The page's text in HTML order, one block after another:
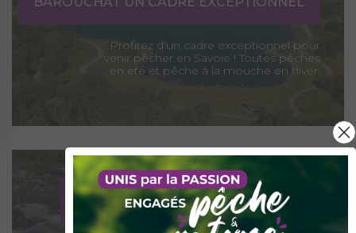
Profitez d'un cadre exceptionnel pour
venir pêcher en Savoie ! Toutes pêches
en été et pêche à la mouche en hiver.
LES PARCOURS PÊCHE DE SAVOIE